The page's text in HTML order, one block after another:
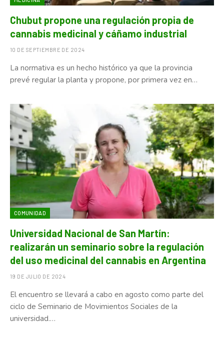
Chubut propone una regulación propia de
cannabis medicinal y cáñamo industrial
10 DE SEPTIEMBRE DE 2024
La normativa es un hecho histórico ya que la provincia
prevé regular la planta y propone, por primera vez en…
COMUNIDAD
Universidad Nacional de San Martín:
realizarán un seminario sobre la regulación
del uso medicinal del cannabis en Argentina
19 DE JULIO DE 2024
El encuentro se llevará a cabo en agosto como parte del
ciclo de Seminario de Movimientos Sociales de la
universidad.…